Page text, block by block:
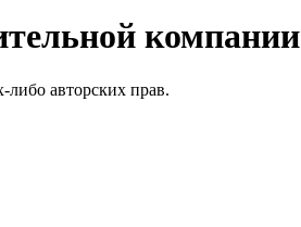
компании
авторских прав.